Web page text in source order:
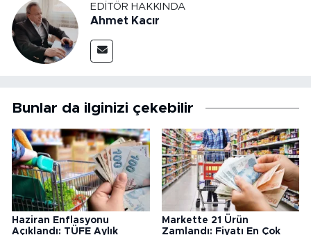
EDITÖR HAKKINDA
Ahmet Kacır
Bunlar da ilginizi çekebilir
Haziran Enflasyonu
Açıklandı: TÜFE Aylık
Markette 21 Ürün
Zamlandı: Fiyatı En Çok